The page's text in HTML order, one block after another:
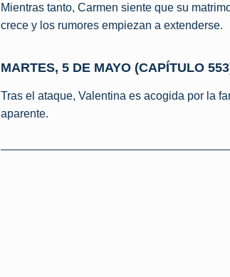
Mientras tanto, Carmen siente que su
crece y los rumores empiezan a extenderse.
MARTES, 5 DE MAYO (CAPÍTULO
Tras el ataque, Valentina es acogida por la
aparente.